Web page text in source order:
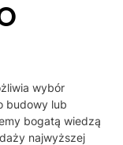
wybór
budowy lub
bogatą wiedzą
najwyższej